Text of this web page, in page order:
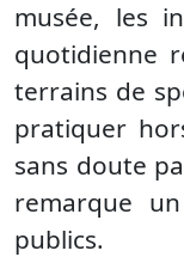
musée, les
quotidienne
terrains de
pratiquer
sans doute
remarque
publics.